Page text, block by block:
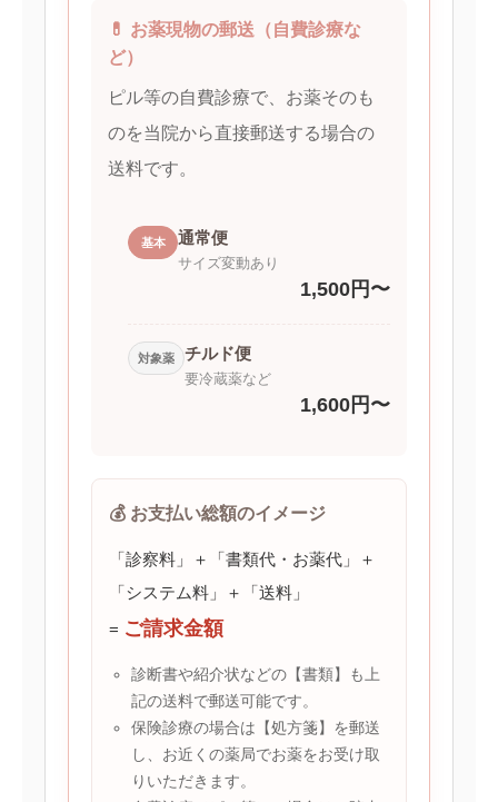
💊 お薬現物の郵送（自費診療な
ど）
ピル等の自費診療で、お薬そのも
のを当院から直接郵送する場合の
送料です。
基本 通常便
サイズ変動あり
1,500円〜
対象薬 チルド便
要冷蔵薬など
1,600円〜
💰 お支払い総額のイメージ
「診察料」＋「書類代・お薬代」＋
「システム料」＋「送料」
= ご請求金額
診断書や紹介状などの【書類】も上
記の送料で郵送可能です。
保険診療の場合は【処方箋】を郵送
し、お近くの薬局でお薬をお受け取
りいただきます。